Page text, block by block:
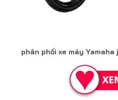
phân phối xe máy